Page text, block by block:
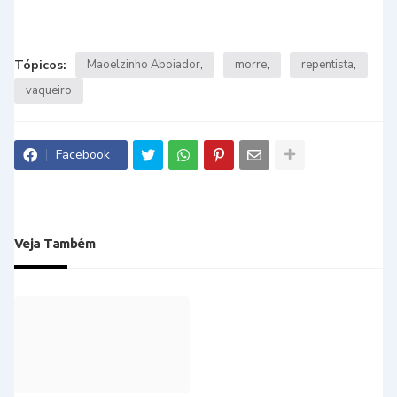
Tópicos: Maoelzinho Aboiador morre
repentista
vaqueiro
Facebook
Veja Também